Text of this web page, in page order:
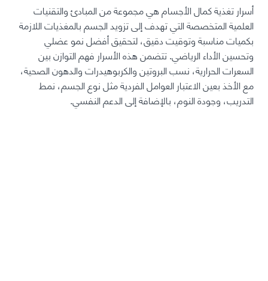
أسرار تغذية كمال الأجسام هي مجموعة من المبادئ والتقنيات
العلمية المتخصصة التي تهدف إلى تزويد الجسم بالمغذيات اللازمة
بكميات مناسبة وتوقيت دقيق، لتحقيق أفضل نمو عضلي
وتحسين الأداء الرياضي. تتضمن هذه الأسرار فهم التوازن بين
السعرات الحرارية، نسب البروتين والكربوهيدرات والدهون الصحية،
مع الأخذ بعين الاعتبار العوامل الفردية مثل نوع الجسم، نمط
التدريب، وجودة النوم، بالإضافة إلى الدعم النفسي.